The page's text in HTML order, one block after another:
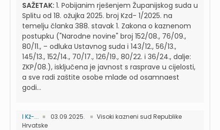
SAŽETAK: 1. Pobijanim rješenjem Županijskog suda u
Splitu od 18. ožujka 2025. broj Kzd- 1/2025. na
temelju članka 388. stavak 1. Zakona o kaznenom
postupku ("Narodne novine" broj 152/08., 76/09.,
80/11., – odluka Ustavnog suda i 143/12., 56/13.,
145/13., 152/14., 70/17., 126/19., 80/22. i 36/24., dalje:
ZKP/08.), isključena je javnost s rasprave u cijelosti,
a sve radi zaštite osobe mlađe od osamnaest
godi...
I Kž-... 03.09.2025.
Visoki kazneni sud Republike
Hrvatske